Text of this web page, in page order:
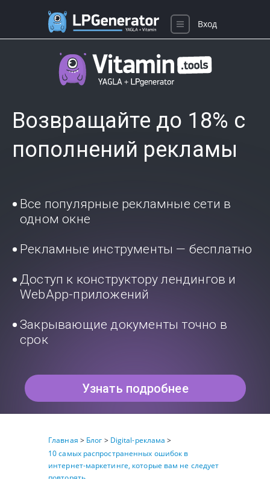
Возвращайте до 18% с
пополнений рекламы
Все популярные рекламные сети в
одном окне
Рекламные инструменты — бесплатно
Доступ к конструктору лендингов и
WebApp-приложений
Закрывающие документы точно в
срок
Узнать подробнее
Главная > Блог > Digital-реклама >
10 самых распространенных ошибок в
интернет-маркетинге, которые вам не следует
Вход